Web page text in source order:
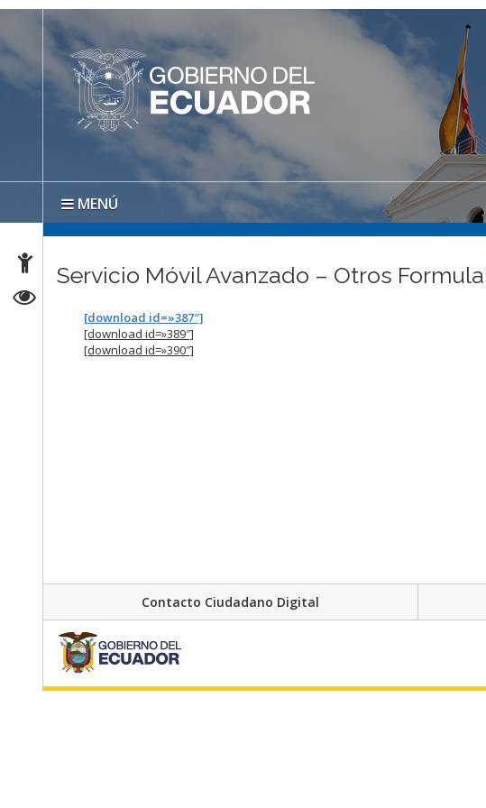
MENÚ
Servicio Móvil Avanzado – Otros
[download id=»387″]
[download id=»389″]
[download id=»390″]
Contacto Ciudadano Digital